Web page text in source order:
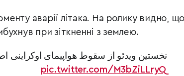
аварії літака. На ролику видно, що
при зіткненні з землею.
نخستین ویدئو از سقوط هواپیمای اوکراینی
pic.twitter.com/M3bZiLLryQ